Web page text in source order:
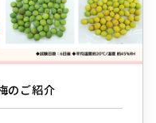
のご紹介